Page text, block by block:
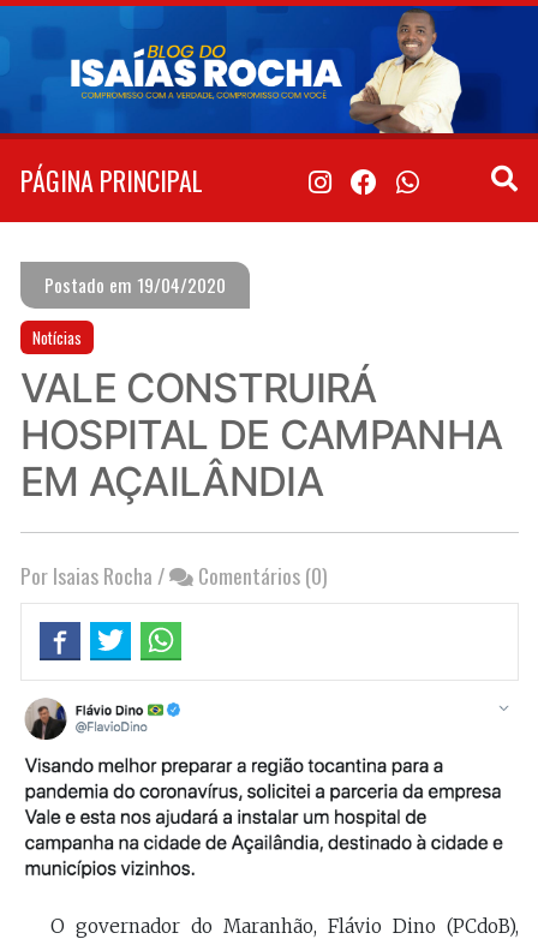
Pular
conteúdo
PÁGINA PRINCIPAL
Postado em 19/04/2020
Notícias
VALE CONSTRUIRÁ
HOSPITAL DE CAMPANHA
EM AÇAILÂNDIA
Por Isaias Rocha / Comentários (0)
O governador do Maranhão, Flávio Dino (PCdoB),